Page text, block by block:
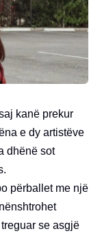
kanë prekur
e dy artistëve
dhënë sot
përballet me një
se asgjë